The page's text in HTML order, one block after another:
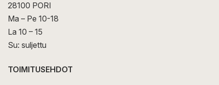
28100 PORI
Ma – Pe 10-18
La 10 – 15
Su: suljettu
TOIMITUSEHDOT